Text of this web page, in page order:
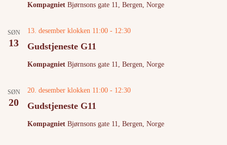
Kompagniet Bjørnsons gate 11, Bergen, Norge
SØN
13 Gudstjeneste G11
13. desember klokken 11:00 - 12:30
Kompagniet Bjørnsons gate 11, Bergen, Norge
SØN
20 Gudstjeneste G11
20. desember klokken 11:00 - 12:30
Kompagniet Bjørnsons gate 11, Bergen, Norge